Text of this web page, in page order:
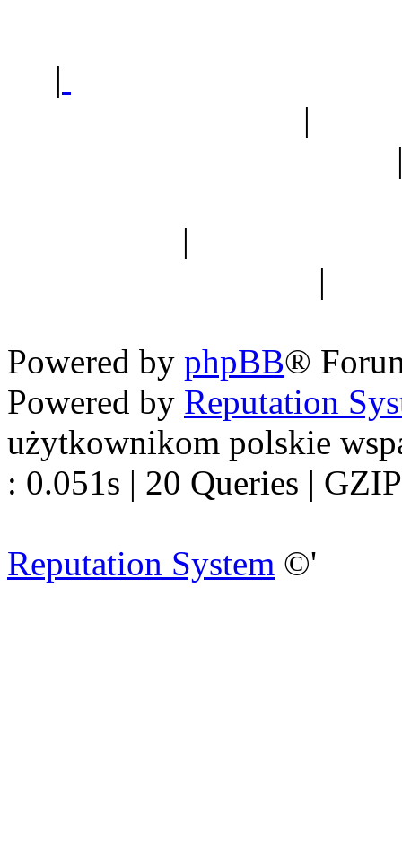
|
|
|
|
Powered by phpBB®
Powered by Reputation
użytkownikom polskie
: 0.051s | 20 Queries |
Reputation System ©'